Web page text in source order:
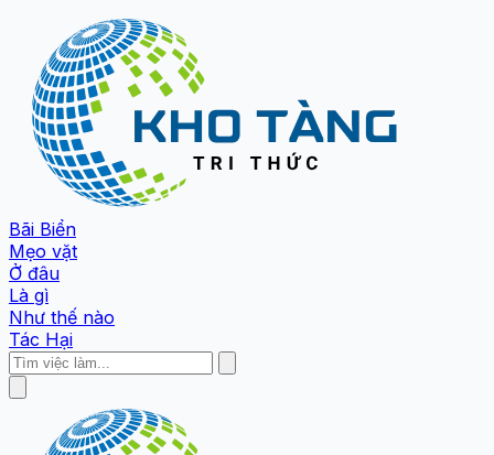
Bãi Biển
Mẹo vặt
Ở đâu
Là gì
Như thế nào
Tác Hại